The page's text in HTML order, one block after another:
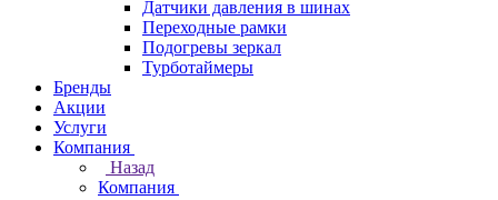
Датчики давления в шинах
Переходные рамки
Подогревы зеркал
Турботаймеры
Бренды
Акции
Услуги
Компания
Назад
Компания